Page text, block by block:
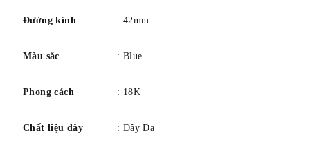
Màu dây nâu
Loại Analog
Đường kính : 42mm
Màu sắc : Blue
Phong cách : 18K
Chất liệu dây : Dây Da